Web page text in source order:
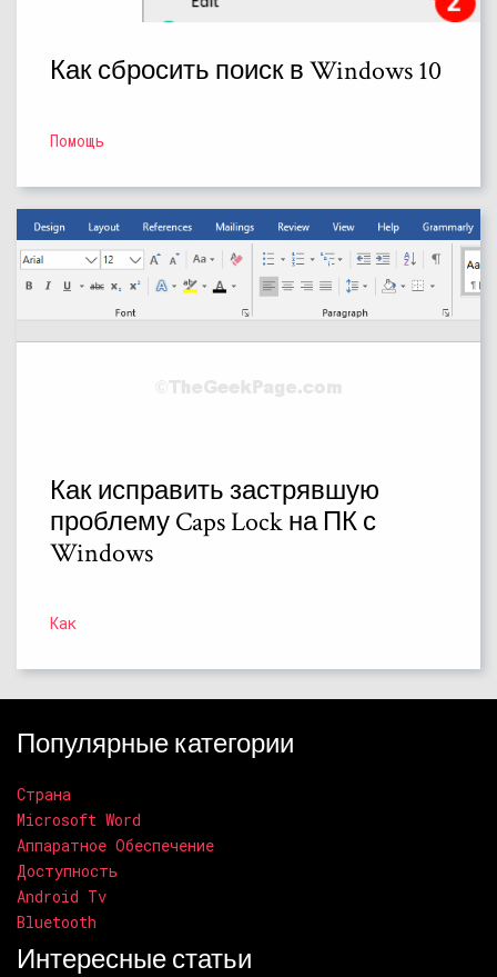
Как сбросить поиск в Windows 10
Помощь
Как исправить застрявшую
проблему Caps Lock на ПК с
Windows
Как
Популярные категории
Страна
Microsoft Word
Аппаратное Обеспечение
Доступность
Android Tv
Bluetooth
Интересные статьи